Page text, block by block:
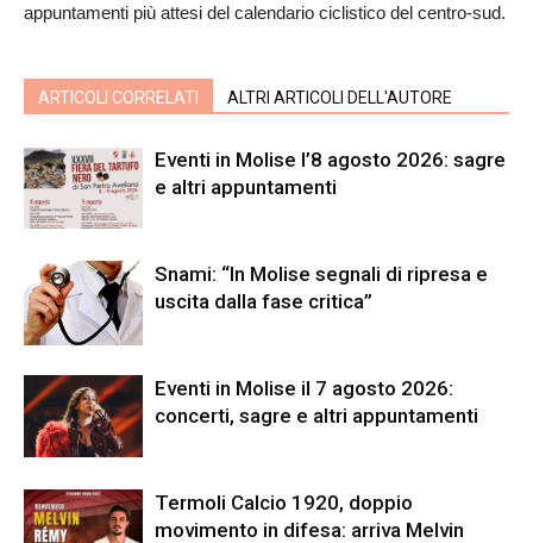
appuntamenti più attesi del calendario ciclistico del centro-sud.
ARTICOLI CORRELATI ALTRI ARTICOLI DELL'AUTORE
Eventi in Molise l’8 agosto 2026: sagre
e altri appuntamenti
Snami: “In Molise segnali di ripresa e
uscita dalla fase critica”
Eventi in Molise il 7 agosto 2026:
concerti, sagre e altri appuntamenti
Termoli Calcio 1920, doppio
movimento in difesa: arriva Melvin